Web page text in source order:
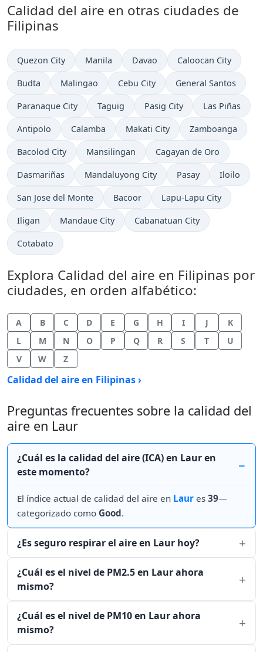
Calidad del aire en otras ciudades de
Filipinas
Quezon City Manila Davao Caloocan City
Budta Malingao Cebu City General Santos
Paranaque City Taguig Pasig City Las Piñas
Antipolo Calamba Makati City Zamboanga
Bacolod City Mansilingan Cagayan de Oro
Dasmariñas Mandaluyong City Pasay Iloilo
San Jose del Monte Bacoor Lapu-Lapu City
Iligan Mandaue City Cabanatuan City
Cotabato
Explora Calidad del aire en Filipinas por
ciudades, en orden alfabético:
A B C D E G H I J
K
L
M N O P Q R S T
U
V
W Z
Calidad del aire en Filipinas ›
Preguntas frecuentes sobre la calidad del
aire en Laur
¿Cuál es la calidad del aire (ICA) en Laur en
este momento?
El índice actual de calidad del aire en Laur es 39—
categorizado como Good.
¿Es seguro respirar el aire en Laur hoy?
¿Cuál es el nivel de PM2.5 en Laur ahora
mismo?
¿Cuál es el nivel de PM10 en Laur ahora
mismo?